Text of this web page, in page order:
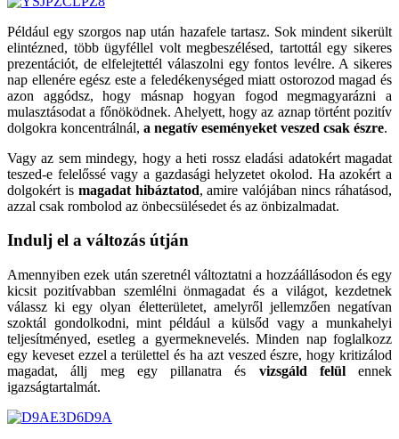
Például egy szorgos nap után hazafele tartasz. Sok mindent sikerült
elintézned, több ügyféllel volt megbeszélésed, tartottál egy sikeres
prezentációt, de elfelejtettél válaszolni egy fontos levélre. A sikeres
nap ellenére egész este a feledékenységed miatt ostorozod magad és
azon aggódsz, hogy másnap hogyan fogod megmagyarázni a
mulasztásodat a főnöködnek. Ahelyett, hogy az aznap történt pozitív
dolgokra koncentrálnál, a negatív eseményeket veszed csak észre.
Vagy az sem mindegy, hogy a heti rossz eladási adatokért magadat
teszed-e felelőssé vagy a gazdasági helyzetet okolod. Ha azokért a
dolgokért is magadat hibáztatod, amire valójában nincs ráhatásod,
azzal csak rombolod az önbecsülésedet és az önbizalmadat.
Indulj el a változás útján
Amennyiben ezek után szeretnél változtatni a hozzáállásodon és egy
kicsit pozitívabban szemlélni önmagadat és a világot, kezdetnek
válassz ki egy olyan életterületet, amelyről jellemzően negatívan
szoktál gondolkodni, mint például a külsőd vagy a munkahelyi
teljesítményed, esetleg a gyermeknevelés. Minden nap foglalkozz
egy keveset ezzel a területtel és ha azt veszed észre, hogy kritizálod
magadat, állj meg egy pillanatra és vizsgáld felülennek
igazságtartalmát.